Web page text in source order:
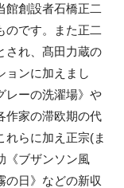
館創設者石橋正二
のです。また正二
され、髙田力蔵の
ョンに加えまし
レーの洗濯場》や
作家の滞欧期の代
れらに加え正宗(ま
《ブザンソン風
の日》などの新収